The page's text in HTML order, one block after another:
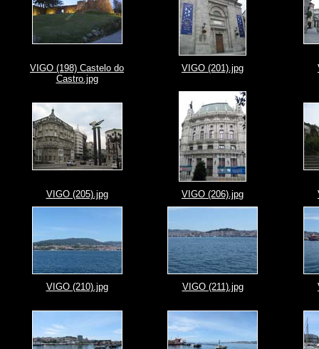
VIGO (198) Castelo do
Castro.jpg
VIGO (201).jpg
VIGO (205).jpg VIGO (206).jpg
VIGO (210).jpg VIGO (211).jpg